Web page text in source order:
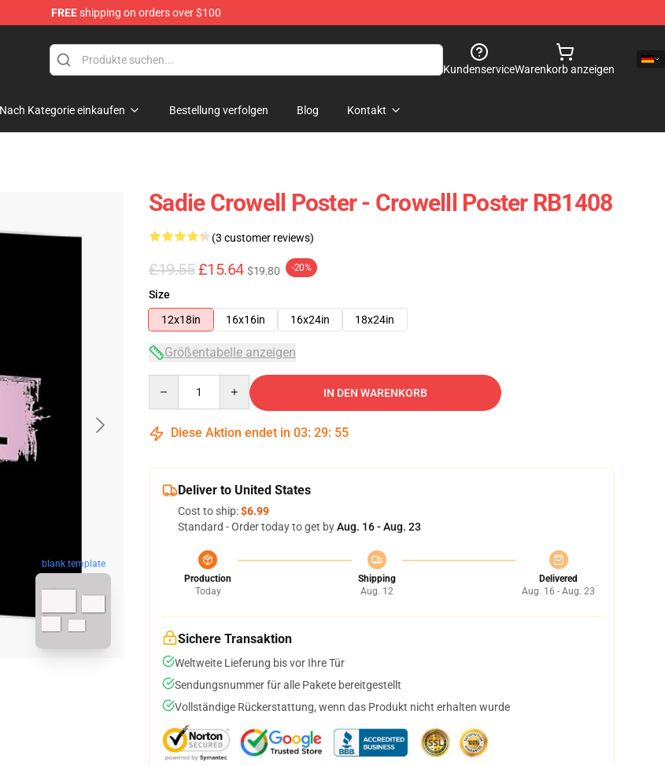
FREEshipping on orders over $100
KundenserviceWarenkorb anzeigen
Nach Kategorie einkaufen Bestellung verfolgen Blog Kontakt
blank template
Sadie Crowell Poster - Crowelll Poster RB1408
(3 customer reviews)
£19.55 £15.64 $19.80 -20%
Size
12x18in
16x16in 16x24in 18x24in
Größentabelle anzeigen
IN DEN WARENKORB
Diese Aktion endet in 03: 29: 54
Deliver to United States
Cost to ship:$6.99
Standard - Order today to get byAug. 16 - Aug. 23
Production
Today
Shipping
Aug. 12
Delivered
Aug. 16 - Aug. 23
Sichere Transaktion
Weltweite Lieferung bis vor Ihre Tür
Sendungsnummer für alle Pakete bereitgestellt
Vollständige Rückerstattung, wenn das Produkt nicht erhalten wurde